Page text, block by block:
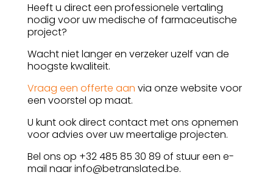
Heeft u direct een professionele vertaling
nodig voor uw medische of farmaceutische
project?
Wacht niet langer en verzeker uzelf van de
hoogste kwaliteit.
Vraag een offerte aan via onze website voor
een voorstel op maat.
U kunt ook direct contact met ons opnemen
voor advies over uw meertalige projecten.
Bel ons op +32 485 85 30 89 of stuur een e-
mail naar info@betranslated.be.